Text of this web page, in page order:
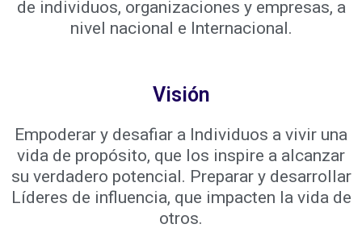
de individuos, organizaciones y empresas, a
nivel nacional e Internacional.
Visión
Empoderar y desafiar a Individuos a vivir una
vida de propósito, que los inspire a alcanzar
su verdadero potencial. Preparar y desarrollar
Líderes de influencia, que impacten la vida de
otros.